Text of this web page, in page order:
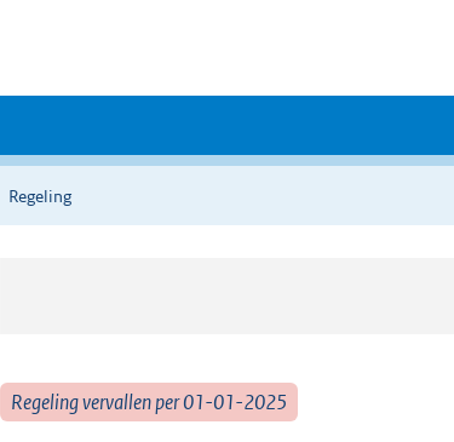
Regeling
Regeling vervallen per 01-01-2025